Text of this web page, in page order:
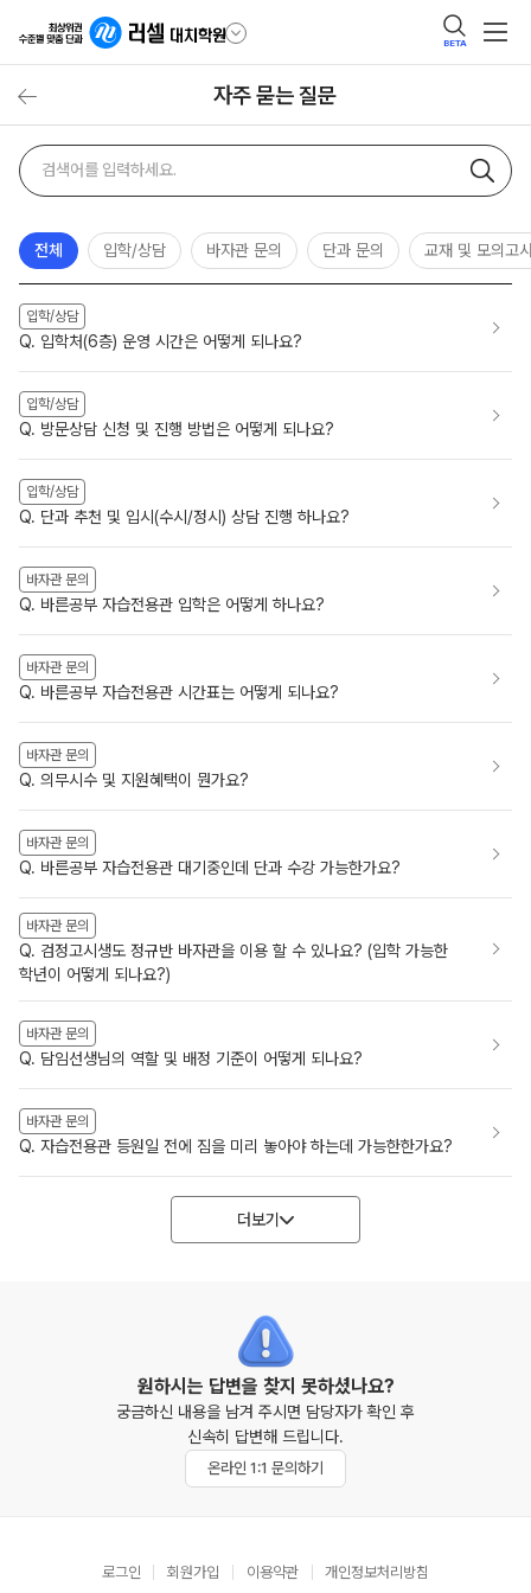
BETA
자주 묻는 질문
자주
묻는
검색
검색어
전체 입학/상담 바자관 문의 단과 문의 교재 및 모의고
입학/상담
Q. 입학처(6층) 운영 시간은 어떻게 되나요?
입학/상담
Q. 방문상담 신청 및 진행 방법은 어떻게 되나요?
입학/상담
Q. 단과 추천 및 입시(수시/정시) 상담 진행 하나요?
바자관 문의
Q. 바른공부 자습전용관 입학은 어떻게 하나요?
바자관 문의
Q. 바른공부 자습전용관 시간표는 어떻게 되나요?
바자관 문의
Q. 의무시수 및 지원혜택이 뭔가요?
바자관 문의
Q. 바른공부 자습전용관 대기중인데 단과 수강 가능한가요?
바자관 문의
Q. 검정고시생도 정규반 바자관을 이용 할 수 있나요? (입학 가능한
학년이 어떻게 되나요?)
바자관 문의
Q. 담임선생님의 역할 및 배정 기준이 어떻게 되나요?
바자관 문의
Q. 자습전용관 등원일 전에 짐을 미리 놓아야 하는데 가능한한가요?
더보기
원하시는 답변을 찾지 못하셨나요?
궁금하신 내용을 남겨 주시면 담당자가 확인 후
신속히 답변해 드립니다.
온라인 1:1 문의하기
로그인 회원가입 이용약관 개인정보처리방침